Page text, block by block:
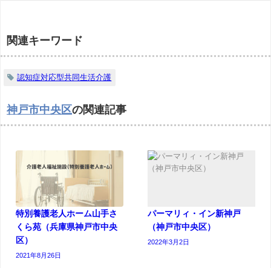
関連キーワード
認知症対応型共同生活介護
神戸市中央区の関連記事
特別養護老人ホーム山手さ
くら苑（兵庫県神戸市中央
区）
2021年8月26日
パーマリィ・イン新神戸
（神戸市中央区）
2022年3月2日